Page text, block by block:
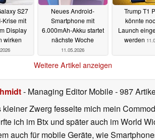
S27
Krise mit
Display
wirken
Neues Android-
Smartphone mit
6.000mAh-Akku startet
nächste Woche
11.05.2026
Trump T1
könnte
Launch
werden
Weitere Artikel anzeigen
- Managing Editor Mobile- 987
kleiner Zwerg fesselte mich mein
ich im Btx und später auch im World
auch für mobile Geräte, wie